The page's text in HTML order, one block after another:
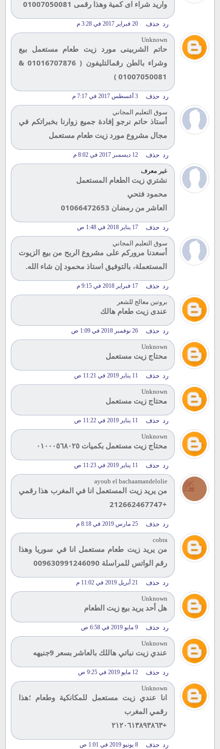
20 فبراير 2017 في 3:28 م
واريد شراء اى كمية وهذا رقمى 01007050081
رد حذف
Unknown
3 أغسطس 2017 في 7:17 م
حاتم الشربينى مورد زيت طعام مستعمل بيع
وشراء بالطن رقمالتليفون ( 01016707876 &
01007050081 )
رد حذف
سوق التعليم المجاني
12 ديسمبر 2017 في 8:02 م
أستاذ حاتم نرجو إفادة جميع زوارنا بخبراتكم في
مجال مشروع مورد زيت طعام مستعمل
رد حذف
غير معرف
17 يناير 2018 في 1:48 ص
نشتري زيت الطعام المستعمل
محمود فتحي
العاشر من رمضان 01066472653
رد حذف
سوق التعليم المجاني
17 فبراير 2018 في 9:15 م
أسعدنا مروركم على مشروع الربح من بيع الزيوت
المستعملة، بالتوفيق استاذ محمود إن شاء الله.
رد حذف
بروتين معالج للشعر
26 نوفمبر 2018 في 1:09 ص
عندى زيت طعام هالك
رد حذف
Unknown
11 يناير 2019 في 11:21 ص
محتاج زيت مستعمل
رد حذف
Unknown
11 يناير 2019 في 11:22 ص
محتاج زيت مستعمل
رد حذف
Unknown
11 يناير 2019 في 11:23 ص
محتاج زيت مستعمل بكميات ٠١٠٠٠٥٦٨٠٢٥
رد حذف
ayoub el bachaamandelolie
25 مارس 2019 في 8:18 م
من يريد زيت المستعمل انا في المغرب هذا رقمي
+212662467747
رد حذف
cobra
21 أبريل 2019 في 11:02 م
من يريد زيت طعام مستعمل انا في سوريا وهذا
رقم الواتس للمراسلة 009630991246090
رد حذف
Unknown
9 مايو 2019 في 6:58 ص
هل أحد يريد بيع زيت الطعام
رد حذف
Unknown
12 مايو 2019 في 9:25 ص
عندي زيت نباتي هاللك بالعاشر بسعر 9جنيهه
رد حذف
Unknown
8 يونيو 2019 في 1:01 ص
انا عندي زيت مستعمل للمكانكية وطعام ؛هذا
رقمي المغرب
+٢١٢٠٦١٣٨٩٣٨٦٣
رد حذف